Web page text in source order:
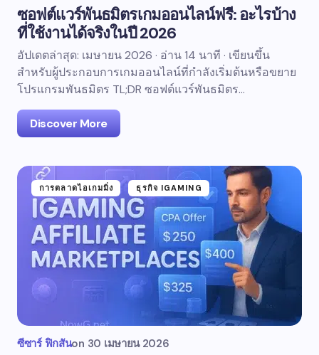
ซอฟต์แวร์พันธมิตรเกมออนไลน์ฟรี: อะไรบ้าง
ที่ใช้งานได้จริงในปี 2026
อัปเดตล่าสุด: เมษายน 2026 · อ่าน 14 นาที · เขียนขึ้น
สำหรับผู้ประกอบการเกมออนไลน์ที่กำลังเริ่มต้นหรือขยาย
โปรแกรมพันธมิตร TL;DR ซอฟต์แวร์พันธมิตร…
Discover More
การตลาดไอเกมมิ่ง ธุรกิจ IGAMING
ซีซาร์ ฟิกสันon 30 เมษายน 2026